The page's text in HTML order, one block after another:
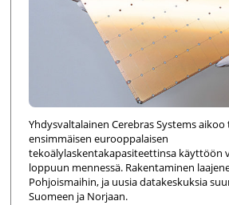
Yhdysvaltalainen Cerebras Systems
ensimmäisen eurooppalaisen
tekoälylaskentakapasiteettinsa käyttöön
loppuun mennessä. Rakentaminen
Pohjoismaihin, ja uusia datakeskuksia
Suomeen ja Norjaan.